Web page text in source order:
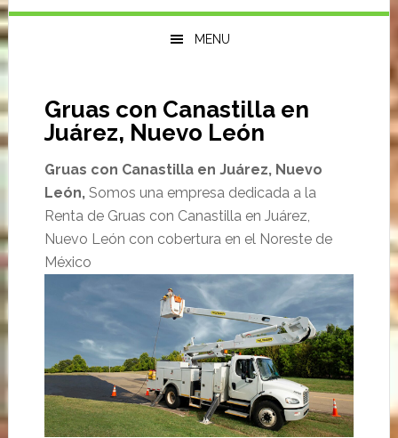
MENU
Gruas con Canastilla en
Juárez, Nuevo León
Gruas con Canastilla en Juárez, Nuevo
León, Somos una empresa dedicada a la
Renta de Gruas con Canastilla en Juárez,
Nuevo León con cobertura en el Noreste de
México